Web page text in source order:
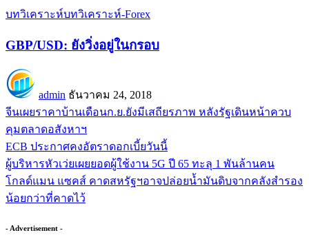
บทวิเคราะห์บทวิเคราะห์-Forex
GBP/USD: ยังวิ่งอยู่ในกรอบ
admin ธันวาคม 24, 2018
จีนเผยราคาบ้านเดือนก.ย.ยังมีเสถียรภาพ หลังรัฐเดินหน้าควบ
คุมตลาดอสังหาฯ
ECB ประกาศคงอัตราดอกเบี้ยวันนี้
ผู้บริหารหัวเว่ยเผยยอดผู้ใช้งาน 5G ปี 65 ทะลุ 1 พันล้านคน
โกลด์แมน แซคส์ คาดสหรัฐฯอาจปล่อยน้ำมันดิบจากคลังสำรอง
น้อยกว่าที่คาดไว้
- Advertisement -